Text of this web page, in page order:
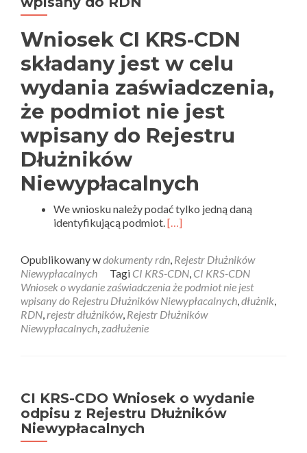
Wniosek CI KRS-CDN
składany jest w celu
wydania zaświadczenia,
że podmiot nie jest
wpisany do Rejestru
Dłużników
Niewypłacalnych
We wniosku należy podać tylko jedną daną
identyfikującą podmiot.[…]
Opublikowany wdokumenty rdn, Rejestr Dłużników
Niewypłacalnych
Tagi CI KRS-CDN, CI KRS-CDN
Wniosek o wydanie zaświadczenia że podmiot nie jest
wpisany do Rejestru Dłużników Niewypłacalnych,dłużnik,
RDN,rejestr dłużników, Rejestr Dłużników
Niewypłacalnych,zadłużenie
CI KRS-CDO Wniosek o wydanie
odpisu z Rejestru Dłużników
Niewypłacalnych